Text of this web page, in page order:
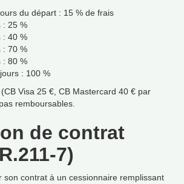
du départ : 15 % de frais
: 25 %
: 40 %
: 70 %
: 80 %
: 100 %
Visa 25 € , CB Mastercard 40 € par
remboursables.
de contrat
7)
son contratà un cessionnaire remplissant